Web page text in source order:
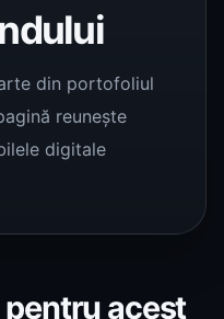
din portofoliul
reunește
digitale
acest